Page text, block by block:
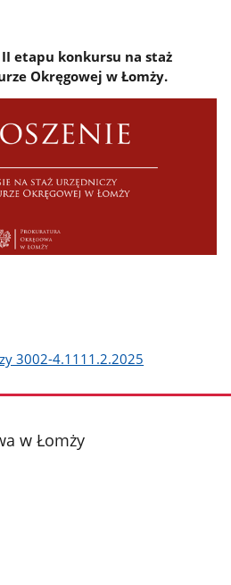
etapu konkursu na staż
Okręgowej w Łomży.
3002-4.1111.2.2025
w Łomży